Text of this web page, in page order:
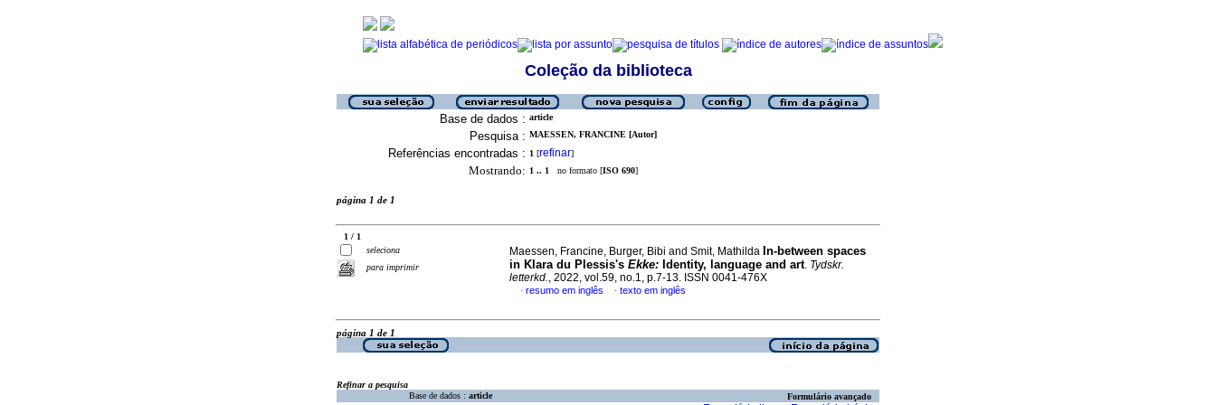
Coleção da biblioteca
Base de dados : article
Pesquisa : MAESSEN, FRANCINE [Autor]
Referências encontradas : 1 [refinar]
Mostrando: 1 .. 1 no formato [ISO 690]
página 1 de 1
1 / 1
seleciona
para imprimir
Maessen, Francine, Burger, Bibi and Smit, Mathilda In-between spaces
in Klara du Plessis's Ekke: Identity, language and art. Tydskr.
letterkd., 2022, vol.59, no.1, p.7-13. ISSN 0041-476X
· resumo em inglês · texto em inglês
página 1 de 1
Refinar a pesquisa
Base de dados : article Formulário avançado